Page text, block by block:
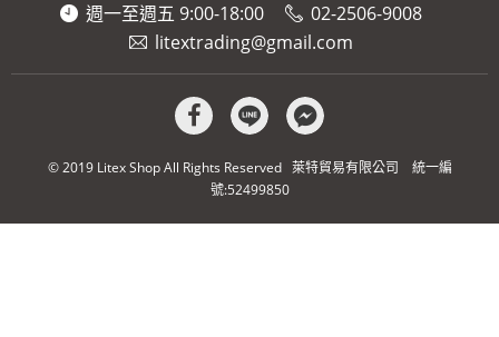
週一至週五 9:00-18:00
02-2506-9008
litextrading@gmail.com
© 2019 Litex Shop All Rights Reserved 萊特貿易有限公司 統一編
號:52499850